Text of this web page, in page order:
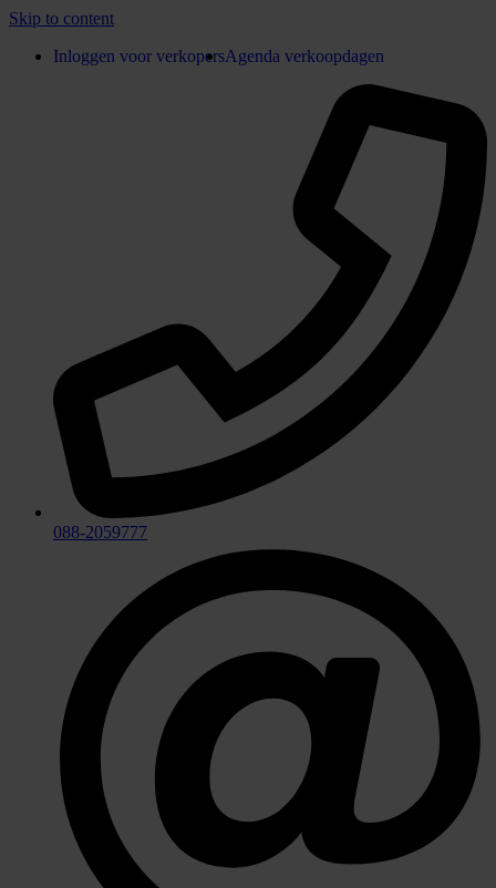
Skip to content
Inloggen voor verkopersAgenda verkoopdagen
088-2059777